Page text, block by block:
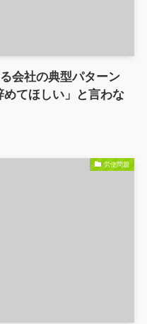
会社の典型パターン
てほしい」と言わな
労使問題